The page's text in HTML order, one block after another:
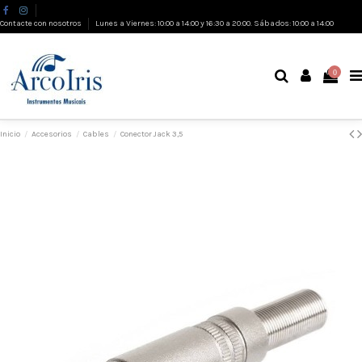
Contacte con nosotros Lunes a Viernes: 10:00 a 14:00 y 16:30 a 20:00. Sábados: 10:00 a 14:00
0
Inicio Accesorios Cables Conector Jack 3,5